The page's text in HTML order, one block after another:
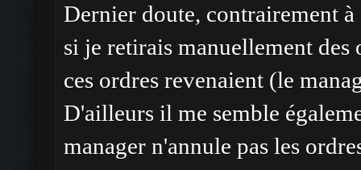
Dernier doute, contrairement
si je retirais manuellement des
ces ordres revenaient (le
D'ailleurs il me semble
manager n'annule pas les